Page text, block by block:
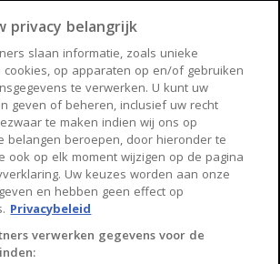
Zwolle
privacy belangrijk
slaan informatie, zoals unieke
cookies, op apparaten op en/of gebruiken
te verwerken. U kunt uw
geven of beheren, inclusief uw recht
te maken indien wij ons op
belangen beroepen, door hieronder te
ook op elk moment wijzigen op de pagina
Uw keuzes worden aan onze
en hebben geen effect op
Privacybeleid
verwerken gegevens voor de